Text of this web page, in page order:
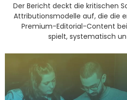
Der Bericht deckt die kritischen
Attributionsmodelle auf, die die
Premium-Editorial-Content
spielt, systematisch